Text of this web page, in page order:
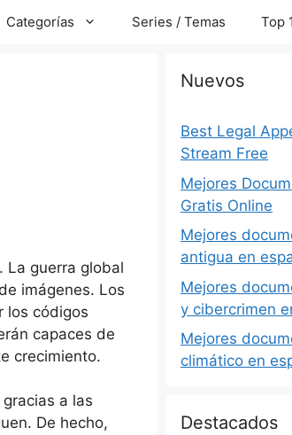
Categorías Series / Temas Top
La guerra global
imágenes. Los
los códigos
capaces de
crecimiento.
a las
De hecho,
Nuevos
Best Legal
Stream Free
Mejores
Gratis Online
Mejores
antigua en
Mejores
y cibercrimen
Mejores
climático en
Destacados